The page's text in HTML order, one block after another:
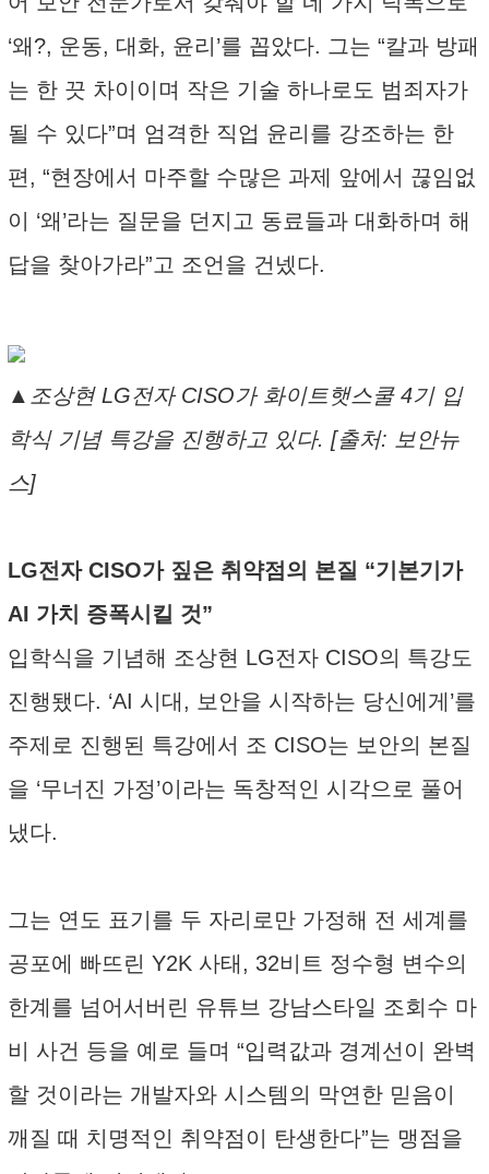
‘왜?, 운동, 대화, 윤리’를 꼽았다. 그는 “칼과 방패
는 한 끗 차이이며 작은 기술 하나로도 범죄자가
될 수 있다”며 엄격한 직업 윤리를 강조하는 한
편, “현장에서 마주할 수많은 과제 앞에서 끊임없
이 ‘왜’라는 질문을 던지고 동료들과 대화하며 해
답을 찾아가라”고 조언을 건넸다.
▲조상현 LG전자 CISO가 화이트햇스쿨 4기 입
학식 기념 특강을 진행하고 있다. [출처: 보안뉴
스]
LG전자 CISO가 짚은 취약점의 본질 “기본기가
AI 가치 증폭시킬 것”
입학식을 기념해 조상현 LG전자 CISO의 특강도
진행됐다. ‘AI 시대, 보안을 시작하는 당신에게’를
주제로 진행된 특강에서 조 CISO는 보안의 본질
을 ‘무너진 가정’이라는 독창적인 시각으로 풀어
냈다.
그는 연도 표기를 두 자리로만 가정해 전 세계를
공포에 빠뜨린 Y2K 사태, 32비트 정수형 변수의
한계를 넘어서버린 유튜브 강남스타일 조회수 마
비 사건 등을 예로 들며 “입력값과 경계선이 완벽
할 것이라는 개발자와 시스템의 막연한 믿음이
깨질 때 치명적인 취약점이 탄생한다”는 맹점을